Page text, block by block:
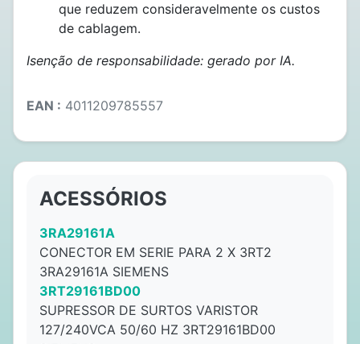
que reduzem consideravelmente os custos
de cablagem.
Isenção de responsabilidade: gerado por IA.
EAN : 4011209785557
ACESSÓRIOS
3RA29161A
CONECTOR EM SERIE PARA 2 X 3RT2
3RA29161A SIEMENS
3RT29161BD00
SUPRESSOR DE SURTOS VARISTOR
127/240VCA 50/60 HZ 3RT29161BD00